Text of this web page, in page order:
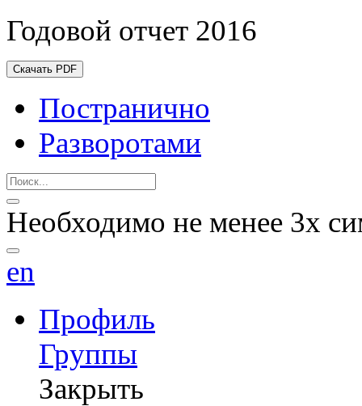
Годовой отчет 2016
Скачать PDF
Постранично
Разворотами
Необходимо не менее 3х
en
Профиль
Группы
Закрыть